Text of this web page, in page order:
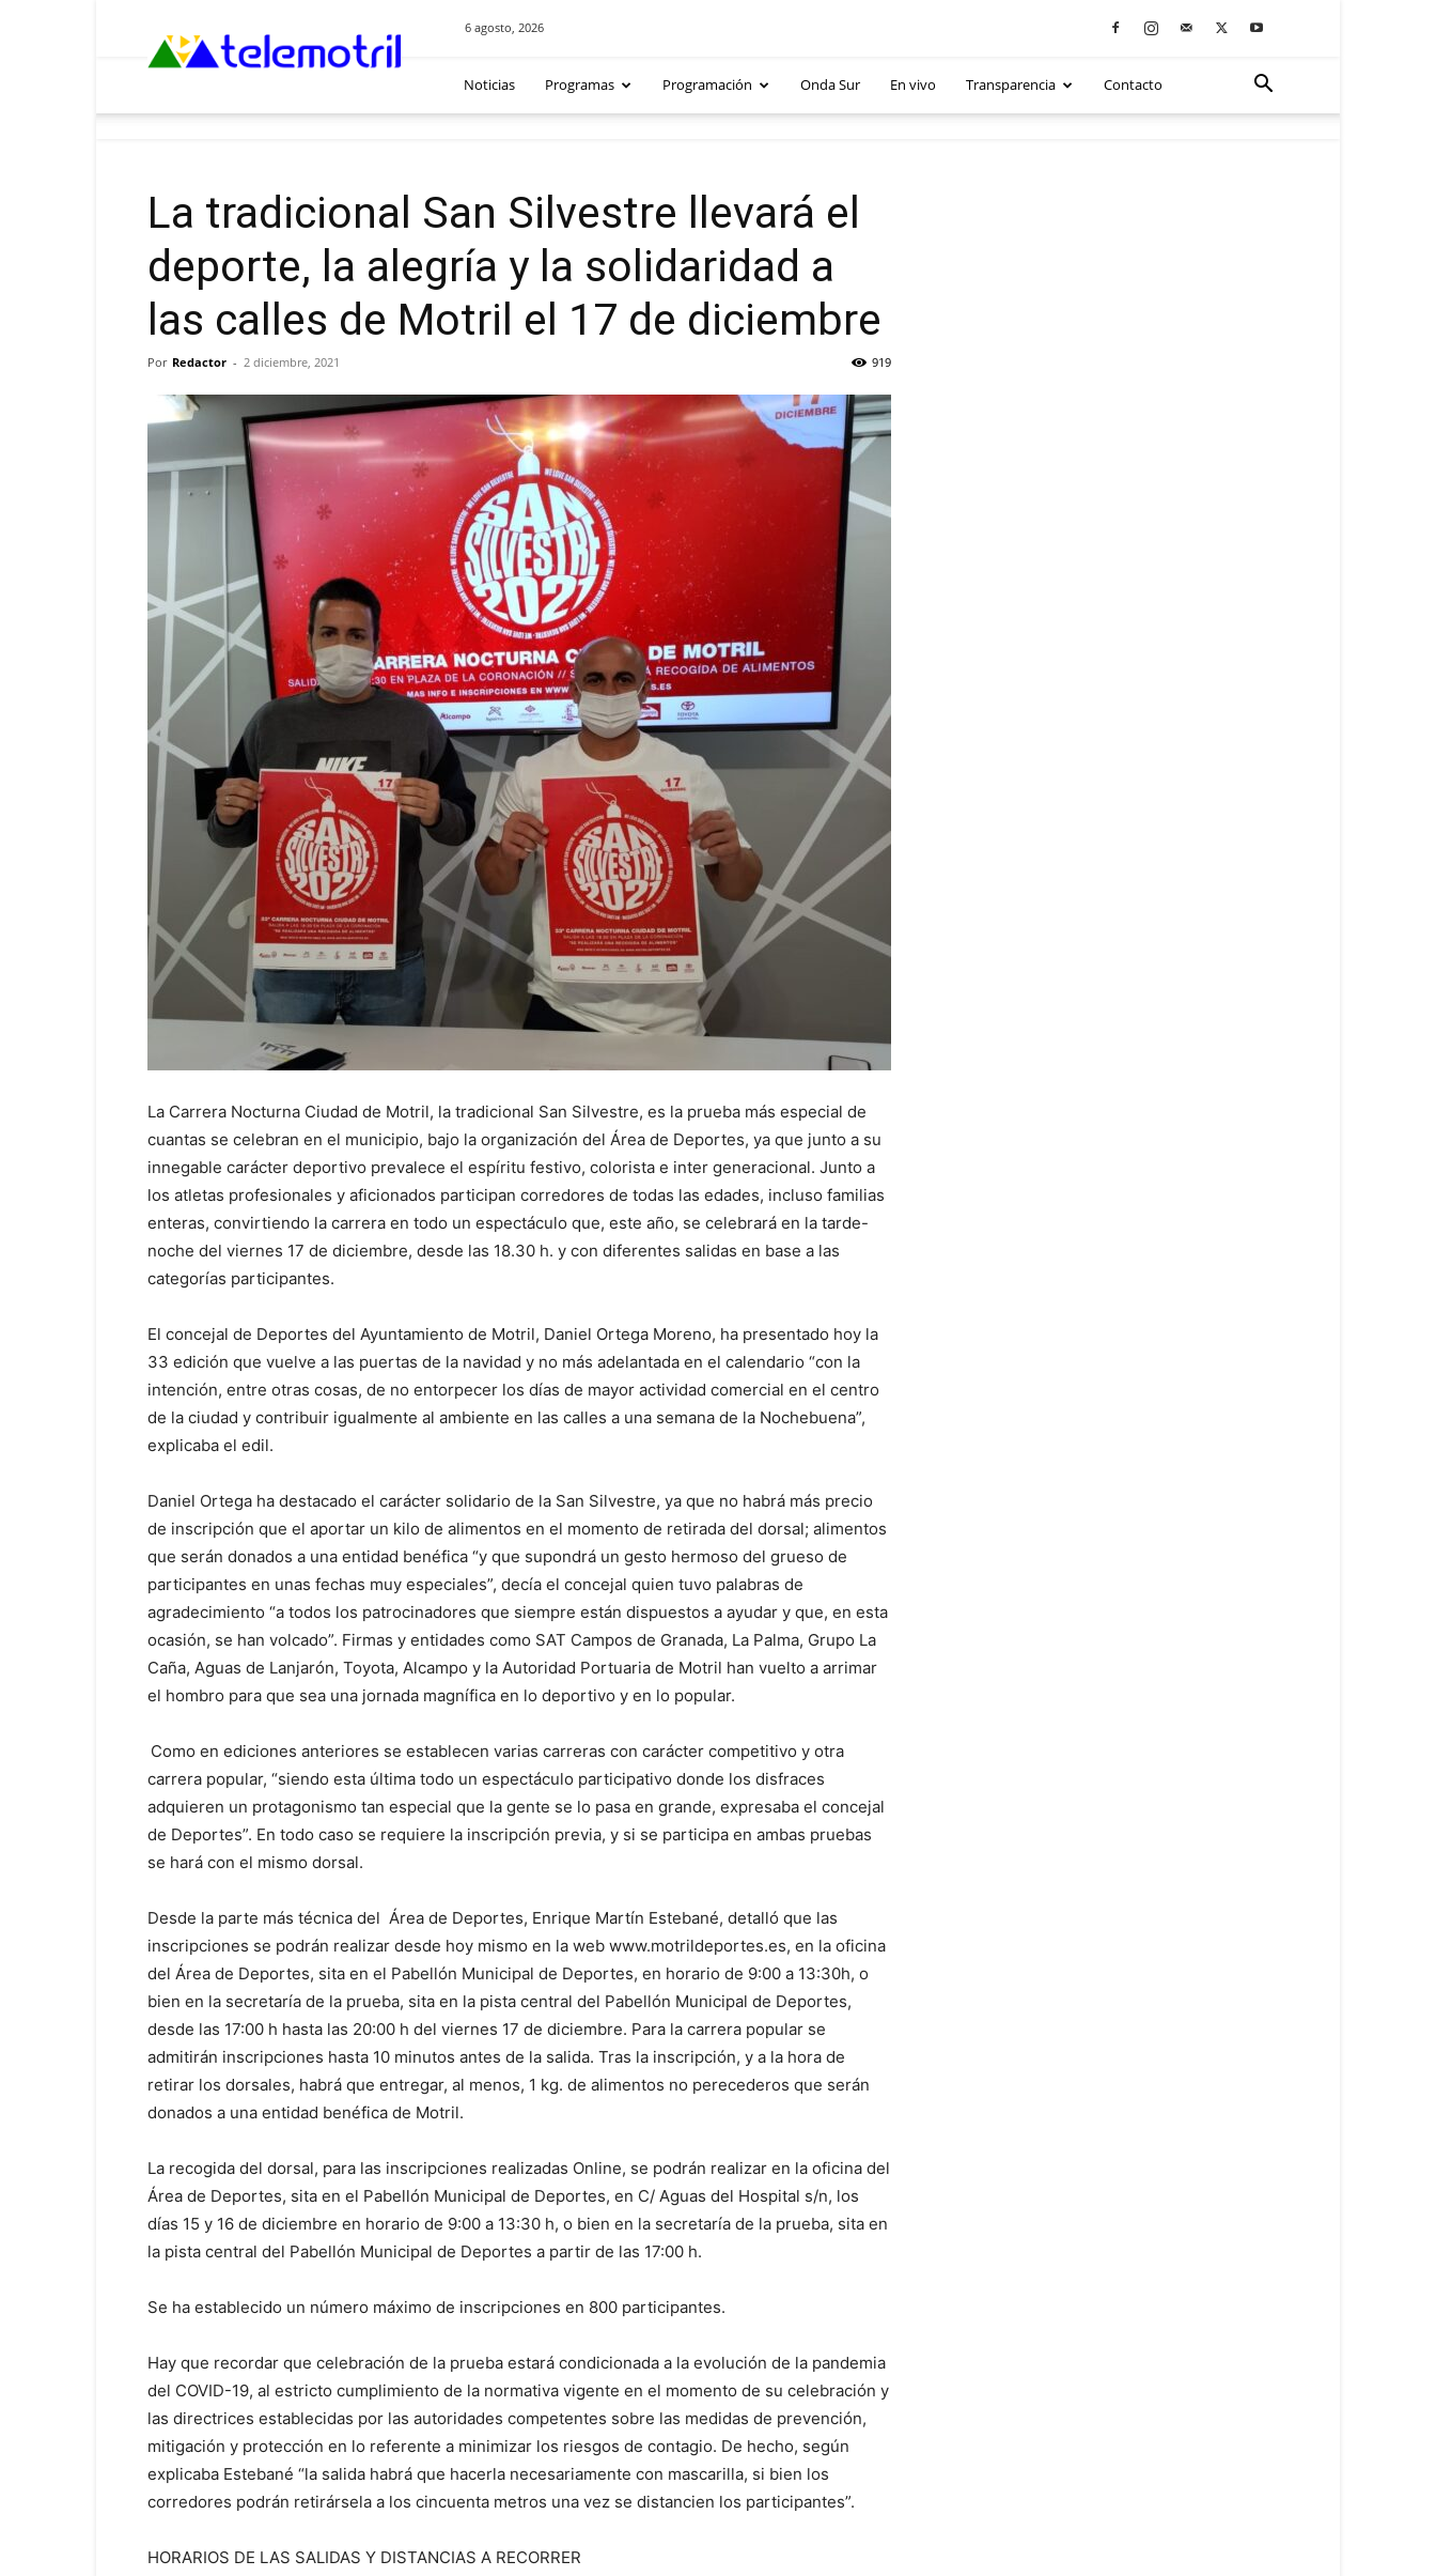
6 agosto, 2026
Noticias Programas Programación Onda Sur En vivo Transparencia Contacto
La tradicional San Silvestre llevará el
deporte, la alegría y la solidaridad a
las calles de Motril el 17 de diciembre
Por Redactor - 2 diciembre, 2021 919
La Carrera Nocturna Ciudad de Motril, la tradicional San Silvestre, es la prueba más especial de
cuantas se celebran en el municipio, bajo la organización del Área de Deportes, ya que junto a su
innegable carácter deportivo prevalece el espíritu festivo, colorista e inter generacional. Junto a
los atletas profesionales y aficionados participan corredores de todas las edades, incluso familias
enteras, convirtiendo la carrera en todo un espectáculo que, este año, se celebrará en la tarde-
noche del viernes 17 de diciembre, desde las 18.30 h. y con diferentes salidas en base a las
categorías participantes.
El concejal de Deportes del Ayuntamiento de Motril, Daniel Ortega Moreno, ha presentado hoy la
33 edición que vuelve a las puertas de la navidad y no más adelantada en el calendario “con la
intención, entre otras cosas, de no entorpecer los días de mayor actividad comercial en el centro
de la ciudad y contribuir igualmente al ambiente en las calles a una semana de la Nochebuena”,
explicaba el edil.
Daniel Ortega ha destacado el carácter solidario de la San Silvestre, ya que no habrá más precio
de inscripción que el aportar un kilo de alimentos en el momento de retirada del dorsal; alimentos
que serán donados a una entidad benéfica “y que supondrá un gesto hermoso del grueso de
participantes en unas fechas muy especiales”, decía el concejal quien tuvo palabras de
agradecimiento “a todos los patrocinadores que siempre están dispuestos a ayudar y que, en esta
ocasión, se han volcado”. Firmas y entidades como SAT Campos de Granada, La Palma, Grupo La
Caña, Aguas de Lanjarón, Toyota, Alcampo y la Autoridad Portuaria de Motril han vuelto a arrimar
el hombro para que sea una jornada magnífica en lo deportivo y en lo popular.
Como en ediciones anteriores se establecen varias carreras con carácter competitivo y otra
carrera popular, “siendo esta última todo un espectáculo participativo donde los disfraces
adquieren un protagonismo tan especial que la gente se lo pasa en grande, expresaba el concejal
de Deportes”. En todo caso se requiere la inscripción previa, y si se participa en ambas pruebas
se hará con el mismo dorsal.
Desde la parte más técnica del Área de Deportes, Enrique Martín Estebané, detalló que las
inscripciones se podrán realizar desde hoy mismo en la web www.motrildeportes.es, en la oficina
del Área de Deportes, sita en el Pabellón Municipal de Deportes, en horario de 9:00 a 13:30h, o
bien en la secretaría de la prueba, sita en la pista central del Pabellón Municipal de Deportes,
desde las 17:00 h hasta las 20:00 h del viernes 17 de diciembre. Para la carrera popular se
admitirán inscripciones hasta 10 minutos antes de la salida. Tras la inscripción, y a la hora de
retirar los dorsales, habrá que entregar, al menos, 1 kg. de alimentos no perecederos que serán
donados a una entidad benéfica de Motril.
La recogida del dorsal, para las inscripciones realizadas Online, se podrán realizar en la oficina del
Área de Deportes, sita en el Pabellón Municipal de Deportes, en C/ Aguas del Hospital s/n, los
días 15 y 16 de diciembre en horario de 9:00 a 13:30 h, o bien en la secretaría de la prueba, sita en
la pista central del Pabellón Municipal de Deportes a partir de las 17:00 h.
Se ha establecido un número máximo de inscripciones en 800 participantes.
Hay que recordar que celebración de la prueba estará condicionada a la evolución de la pandemia
del COVID-19, al estricto cumplimiento de la normativa vigente en el momento de su celebración y
las directrices establecidas por las autoridades competentes sobre las medidas de prevención,
mitigación y protección en lo referente a minimizar los riesgos de contagio. De hecho, según
explicaba Estebané “la salida habrá que hacerla necesariamente con mascarilla, si bien los
corredores podrán retirársela a los cincuenta metros una vez se distancien los participantes”.
HORARIOS DE LAS SALIDAS Y DISTANCIAS A RECORRER